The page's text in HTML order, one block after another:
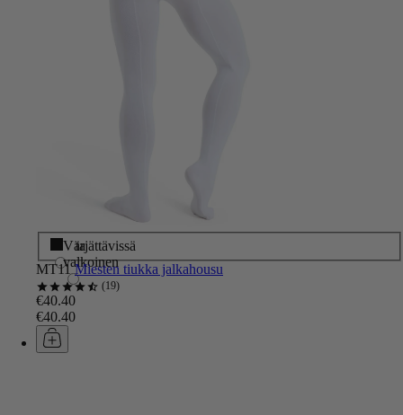
Musta
Värjättävissä
valkoinen
MT11 Miesten tiukka jalkahousu
19
€40.40
€40.40